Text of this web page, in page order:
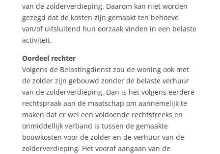
van de zolderverdieping. Daarom kan niet worden
gezegd dat de kosten zijn gemaakt ten behoeve
van/of uitsluitend hun oorzaak vinden in een belaste
activiteit.
Oordeel rechter
Volgens de Belastingdienst zou de woning ook met
de zolder zijn gebouwd zonder de belaste verhuur
van de zolderverdieping. Dan is het volgens eerdere
rechtspraak aan de maatschap om aannemelijk te
maken dat er wel een voldoende rechtstreeks en
onmiddellijk verband is tussen de gemaakte
bouwkosten voor de zolder en de verhuur van de
zolderverdieping. Het vooraf aangaan van de